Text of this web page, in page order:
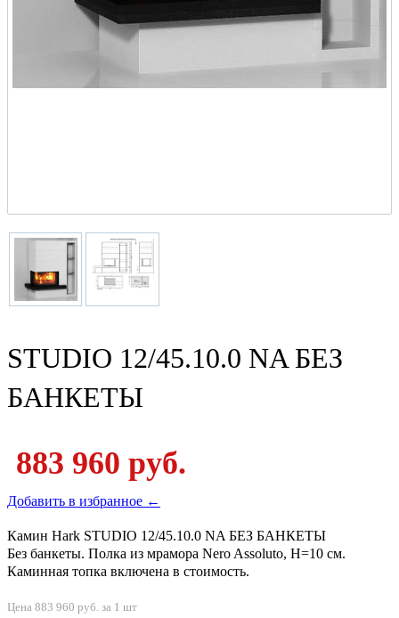
STUDIO 12/45.10.0 NA БЕЗ
БАНКЕТЫ
883 960 руб.
Добавить в избранное ←
Камин Hark STUDIO 12/45.10.0 NA БЕЗ БАНКЕТЫ
Без банкеты. Полка из мрамора Nero Assoluto, H=10 см.
Каминная топка включена в стоимость.
Цена 883 960 руб. за 1 шт